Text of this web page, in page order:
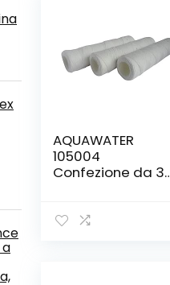
AQUAWATER
105004
Confezione da 3
Formato